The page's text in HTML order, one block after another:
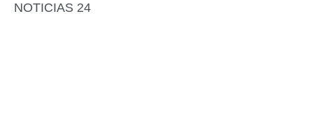
NOTICIAS 24